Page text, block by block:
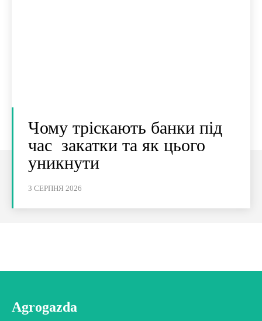
Чому тріскають банки під
час закатки та як цього
уникнути
3 СЕРПНЯ 2026
Agrogazda